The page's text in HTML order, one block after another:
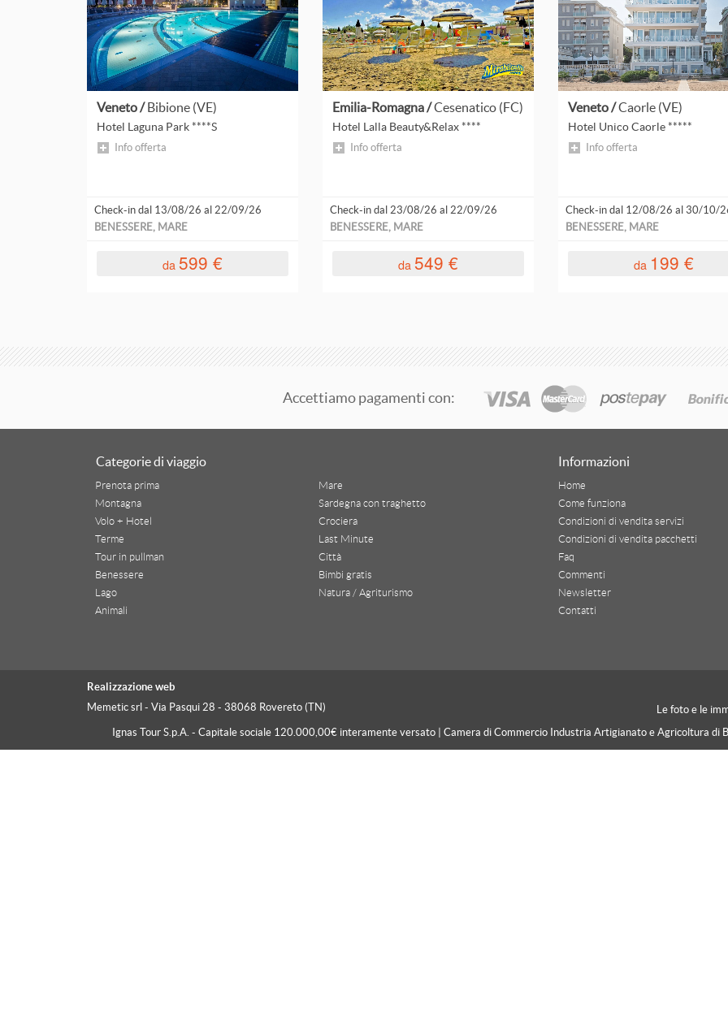
Istria
Lago Di Bled
Lago Di Garda
Lago D'Iseo
Le Vie Del Chianti
Montecatini E Chianciano Terme
Pinzolo
Tonale
Val Badia
Veneto /Bibione (VE)
Hotel Laguna Park ****S
Info offerta
Check-in dal 13/08/26 al 22/09/26
BENESSERE, MARE
da 599 €
Leggi
tutto
Emilia-Romagna /Cesenatico (FC)
Hotel Lalla Beauty&Relax ****
Info offerta
Check-in dal 23/08/26 al 22/09/26
BENESSERE, MARE
da 549 €
Leggi
tutto
Veneto /Caorle (VE)
Hotel Unico Caorle *****
Info offerta
Check-in dal 12/08/26 al 30/10/
BENESSERE, MARE
da 199 €
Accettiamo pagamenti con:
Categorie di viaggio
Prenota prima
Mare
Montagna
Sardegna con traghetto
Volo + Hotel
Crociera
Terme
Last Minute
Tour in pullman
Città
Benessere
Bimbi gratis
Lago
Natura / Agriturismo
Animali
Informazioni
Home
Come funziona
Condizioni di vendita servizi
Condizioni di vendita pacchetti
Faq
Commenti
Newsletter
Contatti
Realizzazione web
Memetic srl - Via Pasqui 28 - 38068 Rovereto (TN)
Le foto e le
Ignas Tour S.p.A. - Capitale sociale 120.000,00€ interamente versato | Camera di Commercio Industria Artigianato e Agricoltura